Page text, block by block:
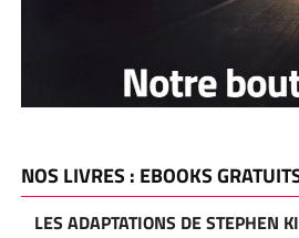
NOS LIVRES : EBOOKS
LES ADAPTATIONS DE STEPHEN